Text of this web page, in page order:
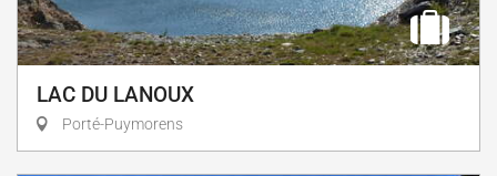
LAC DU LANOUX
Porté-Puymorens